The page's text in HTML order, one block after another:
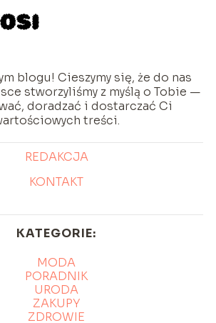
blogu! Cieszymy się, że do nas
stworzyliśmy z myślą o Tobie —
doradzać i dostarczać Ci
treści.
REDAKCJA
KONTAKT
KATEGORIE:
MODA
PORADNIK
URODA
ZAKUPY
ZDROWIE